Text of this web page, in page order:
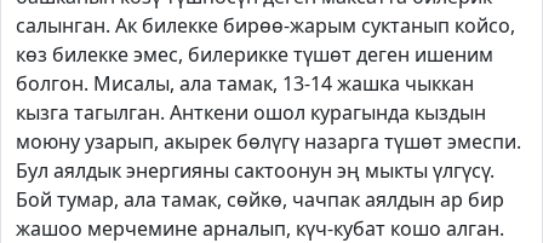
салынган. Ак билекке бирөө-жарым суктанып койсо,
көз билекке эмес, билерикке түшөт деген ишеним
болгон. Мисалы, ала тамак, 13-14 жашка чыккан
кызга тагылган. Анткени ошол курагында кыздын
моюну узарып, акырек бөлүгү назарга түшөт эмеспи.
Бул аялдык энергияны сактоонун эң мыкты үлгүсү.
Бой тумар, ала тамак, сөйкө, чачпак аялдын ар бир
жашоо мерчемине арналып, күч-кубат кошо алган.